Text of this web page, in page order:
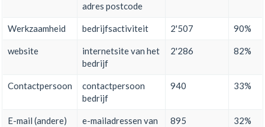
adres postcode
Werkzaamheid bedrijfsactiviteit 2'507 90%
website
internetsite van het
bedrijf
2'286 82%
Contactpersoon
contactpersoon
bedrijf
940 33%
E-mail (andere)
e-mailadressen van
895 32%